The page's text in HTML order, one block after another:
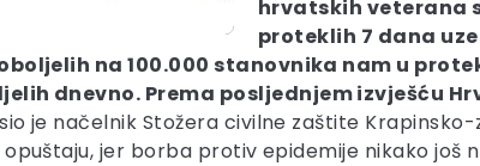
hrvatskih veterana
proteklih 7 dana
na 100.000 stanovnika nam u
dnevno. Prema posljednjem izvješću
je načelnik Stožera civilne zaštite
jer borba protiv epidemije nikako još